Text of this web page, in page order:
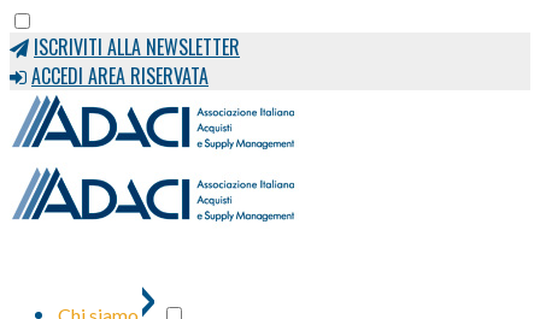
ISCRIVITI ALLA NEWSLETTER
ACCEDI AREA RISERVATA
›